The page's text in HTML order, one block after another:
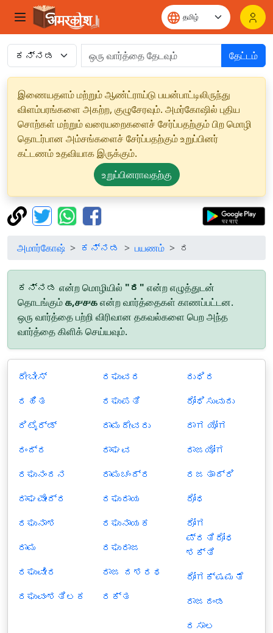
தேட்டம்
இணையதளம் மற்றும் ஆண்ட்ராய்டு பயன்பாட்டிலிருந்து
விளம்பரங்களை அகற்ற, குழுசேரவும். அமர்கோஷில் புதிய
சொற்கள் மற்றும் வரையறைகளைச் சேர்ப்பதற்கும் பிற மொழி
தொடர்பான அம்சங்களைச் சேர்ப்பதற்கும் உறுப்பினர்
கட்டணம் உதவியாக இருக்கும்.
உறுப்பினராவதற்கு
அமார்கோஷ் ಕನ್ನಡ பயணம் ರ
ಕನ್ನಡ என்ற மொழியில் "ರ" என்ற எழுத்துடன்
தொடங்கும்௧,௪௪௧என்ற வார்த்தைகள் காணப்பட்டன.
ஒரு வார்த்தை பற்றி விரிவான தகவல்களை பெற அந்த
வார்த்தை கிளிக் செய்யவும்.
ರೇಬೀಸ್
ರಹಿತ
ರಿಟೈರ್ಡ್
ರಂದ್ರ
ರಘುನಂದನ
ರಾಘವೇಂದ್ರ
ರಘುನಾಶ
ರಾಮ
ರಘುವೀರ
ರಘುವಂಶತಿಲಕ
ರಘುವರ
ರಘುಪತಿ
ರಾಮದೇವರು
ರಾಘವ
ರಾಮಚಂದ್ರ
ರಘುರಾಯ
ರಘುನಾಯಕ
ರಘುರಾಜ
ರಾಜ ದಶರಥ
ರಕ್ತ
ರುಧಿರ
ರೋಧಿಸುವುದು
ರಾಗ ಯೋಗ
ರಾಜಯೋಗ
ರಜತಾದ್ರಿ
ರೋಧ
ರೋಗ
ಪ್ರತಿರೋಧ
ಶಕ್ತಿ
ರೋಗಕ್ಷಮತೆ
ರಾಜದಂಡ
ರಸಾಲ